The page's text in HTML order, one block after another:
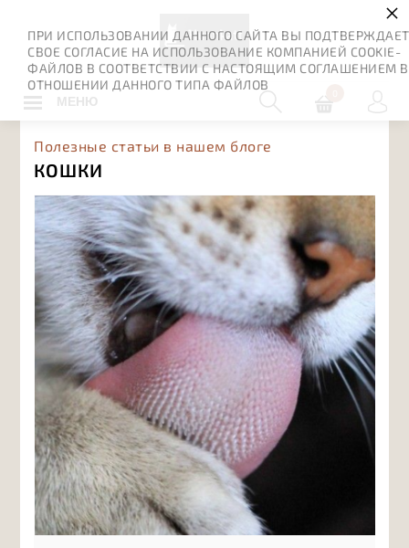
МЕНЮ
Полезные статьи в нашем блоге
КОШКИ
ПРИ ИСПОЛЬЗОВАНИИ ДАННОГО САЙТА ВЫ
СВОЕ СОГЛАСИЕ НА ИСПОЛЬЗОВАНИЕ КОМПАНИЕЙ COOKIE-
ФАЙЛОВ В СООТВЕТСТВИИ С НАСТОЯЩИМ СОГЛАШЕНИЕМ В
ОТНОШЕНИИ ДАННОГО ТИПА ФАЙЛОВ
×